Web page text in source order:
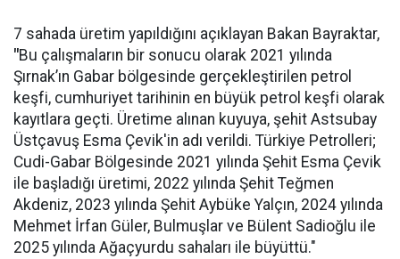
7 sahada üretim yapıldığını açıklayan Bakan Bayraktar,
"Bu çalışmaların bir sonucu olarak 2021 yılında
Şırnak’ın Gabar bölgesinde gerçekleştirilen petrol
keşfi, cumhuriyet tarihinin en büyük petrol keşfi olarak
kayıtlara geçti. Üretime alınan kuyuya, şehit Astsubay
Üstçavuş Esma Çevik'in adı verildi. Türkiye Petrolleri;
Cudi-Gabar Bölgesinde 2021 yılında Şehit Esma Çevik
ile başladığı üretimi, 2022 yılında Şehit Teğmen
Akdeniz, 2023 yılında Şehit Aybüke Yalçın, 2024 yılında
Mehmet İrfan Güler, Bulmuşlar ve Bülent Sadioğlu ile
2025 yılında Ağaçyurdu sahaları ile büyüttü."